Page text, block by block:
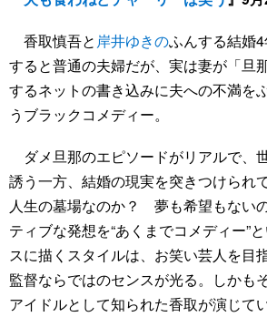
香取慎吾と 岸井ゆきのふんする結婚
すると普通の夫婦だが、実は妻が「旦
するネットの書き込みに夫への不満を
うブラックコメディー。
ダメ旦那のエピソードがリアルで、
誘う一方、結婚の現実を突きつけられ
人生の墓場なのか？ 夢も希望もない
ティブな発想を“あくまでコメディー”
スに描くスタイルは、お笑い芸人を目
監督ならではのセンスが光る。しかも
アイドルとして知られた香取が演じて